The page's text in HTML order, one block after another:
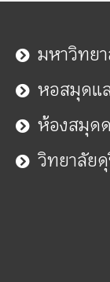
มหาวิทย
หอสมุดแ
ห้องสมุด
วิทยาลัย